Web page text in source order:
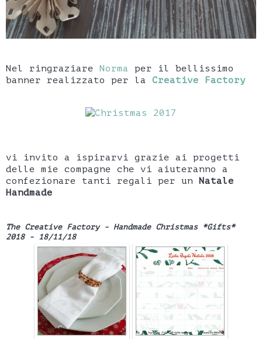
Nel ringraziare Norma per il bellissimo
banner realizzato per la Creative Factory
vi invito a ispirarvi grazie ai progetti
delle mie compagne che vi aiuteranno a
confezionare tanti regali per un Natale
Handmade
The Creative Factory - Handmade Christmas *Gifts*
2018 - 18/11/18